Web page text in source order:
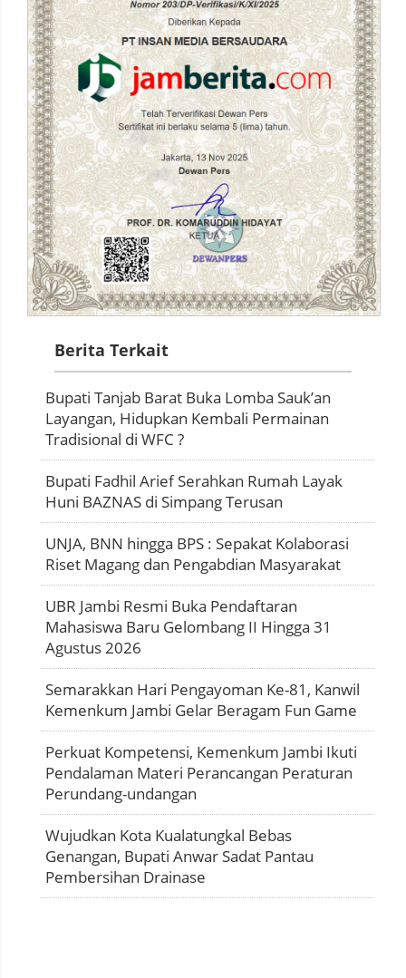
Berita Terkait
Bupati Tanjab Barat Buka Lomba Sauk’an
Layangan, Hidupkan Kembali Permainan
Tradisional di WFC ?
Bupati Fadhil Arief Serahkan Rumah Layak
Huni BAZNAS di Simpang Terusan
UNJA, BNN hingga BPS : Sepakat Kolaborasi
Riset Magang dan Pengabdian Masyarakat
UBR Jambi Resmi Buka Pendaftaran
Mahasiswa Baru Gelombang II Hingga 31
Agustus 2026
Semarakkan Hari Pengayoman Ke-81, Kanwil
Kemenkum Jambi Gelar Beragam Fun Game
Perkuat Kompetensi, Kemenkum Jambi Ikuti
Pendalaman Materi Perancangan Peraturan
Perundang-undangan
Wujudkan Kota Kualatungkal Bebas
Genangan, Bupati Anwar Sadat Pantau
Pembersihan Drainase